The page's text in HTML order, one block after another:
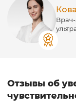
Отзывы об